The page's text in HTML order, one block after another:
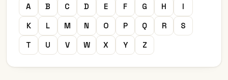
A B C D E F G H
I
K
L M N O P Q R
S
T
U V W X Y Z